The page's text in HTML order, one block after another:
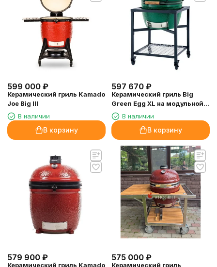
599 000 ₽
Керамический гриль Kamado
Joe Big III
В наличии
В корзину
597 670 ₽
Керамический гриль Big
Green Egg XL на модульной
подставке
В наличии
В корзину
579 900 ₽
Керамический гриль Kamado
575 000 ₽
Керамический гриль